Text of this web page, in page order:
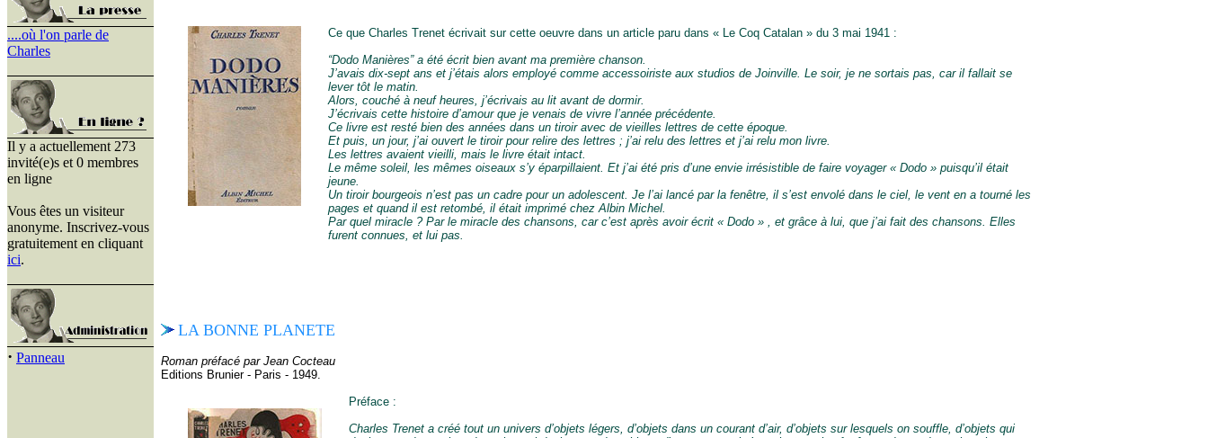
....où l'on parle de
Charles
Il y a actuellement 273
invité(e)s et 0 membres
en ligne
Vous êtes un visiteur
anonyme. Inscrivez-vous
gratuitement en cliquant
ici.
· Panneau
Ce que Charles Trenet écrivait sur cette oeuvre dans un article paru dans « Le Coq Catalan » du 3 mai 1941 :
“Dodo Manières” a été écrit bien avant ma première chanson.
J’avais dix-sept ans et j’étais alors employé comme accessoiriste aux studios de Joinville. Le soir, je ne sortais pas, car il fallait se
lever tôt le matin.
Alors, couché à neuf heures, j’écrivais au lit avant de dormir.
J’écrivais cette histoire d’amour que je venais de vivre l’année précédente.
Ce livre est resté bien des années dans un tiroir avec de vieilles lettres de cette époque.
Et puis, un jour, j’ai ouvert le tiroir pour relire des lettres ; j’ai relu des lettres et j’ai relu mon livre.
Les lettres avaient vieilli, mais le livre était intact.
Le même soleil, les mêmes oiseaux s’y éparpillaient. Et j’ai été pris d’une envie irrésistible de faire voyager « Dodo » puisqu’il était
jeune.
Un tiroir bourgeois n’est pas un cadre pour un adolescent. Je l’ai lancé par la fenêtre, il s’est envolé dans le ciel, le vent en a tourné les
pages et quand il est retombé, il était imprimé chez Albin Michel.
Par quel miracle ? Par le miracle des chansons, car c’est après avoir écrit « Dodo » , et grâce à lui, que j’ai fait des chansons. Elles
furent connues, et lui pas.
LA BONNE PLANETE
Roman préfacé par Jean Cocteau
Editions Brunier - Paris - 1949.
Préface :
Charles Trenet a créé tout un univers d’objets légers, d’objets dans un courant d’air, d’objets sur lesquels on souffle, d’objets qui